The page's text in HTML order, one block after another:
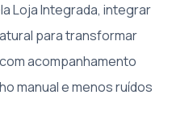
Loja Integrada, integrar
para transformar
acompanhamento
manual e menos ruídos